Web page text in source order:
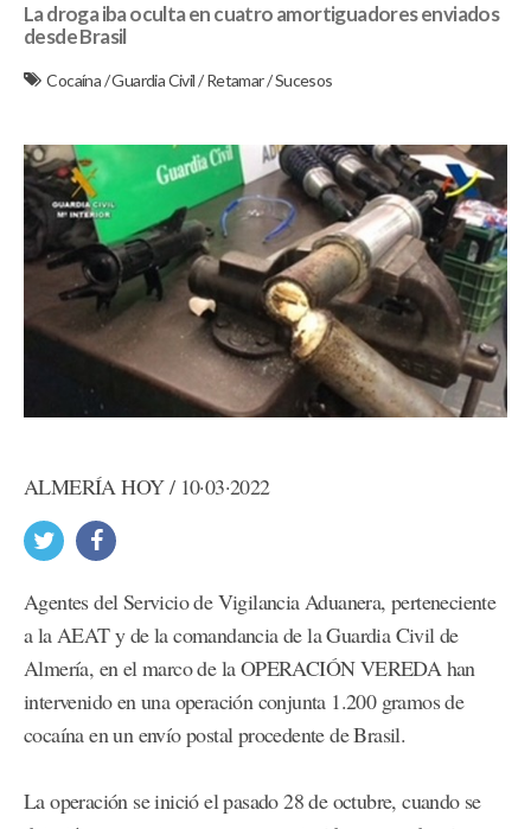
La droga iba oculta en cuatro amortiguadores enviados
desde Brasil
Cocaína/Guardia Civil/Retamar/Sucesos
ALMERÍA HOY / 10·03·2022
Agentes del Servicio de Vigilancia Aduanera, perteneciente
a la AEAT y de la comandancia de la Guardia Civil de
Almería, en el marco de la OPERACIÓN VEREDA han
intervenido en una operación conjunta 1.200 gramos de
cocaína en un envío postal procedente de Brasil.
La operación se inició el pasado 28 de octubre, cuando se